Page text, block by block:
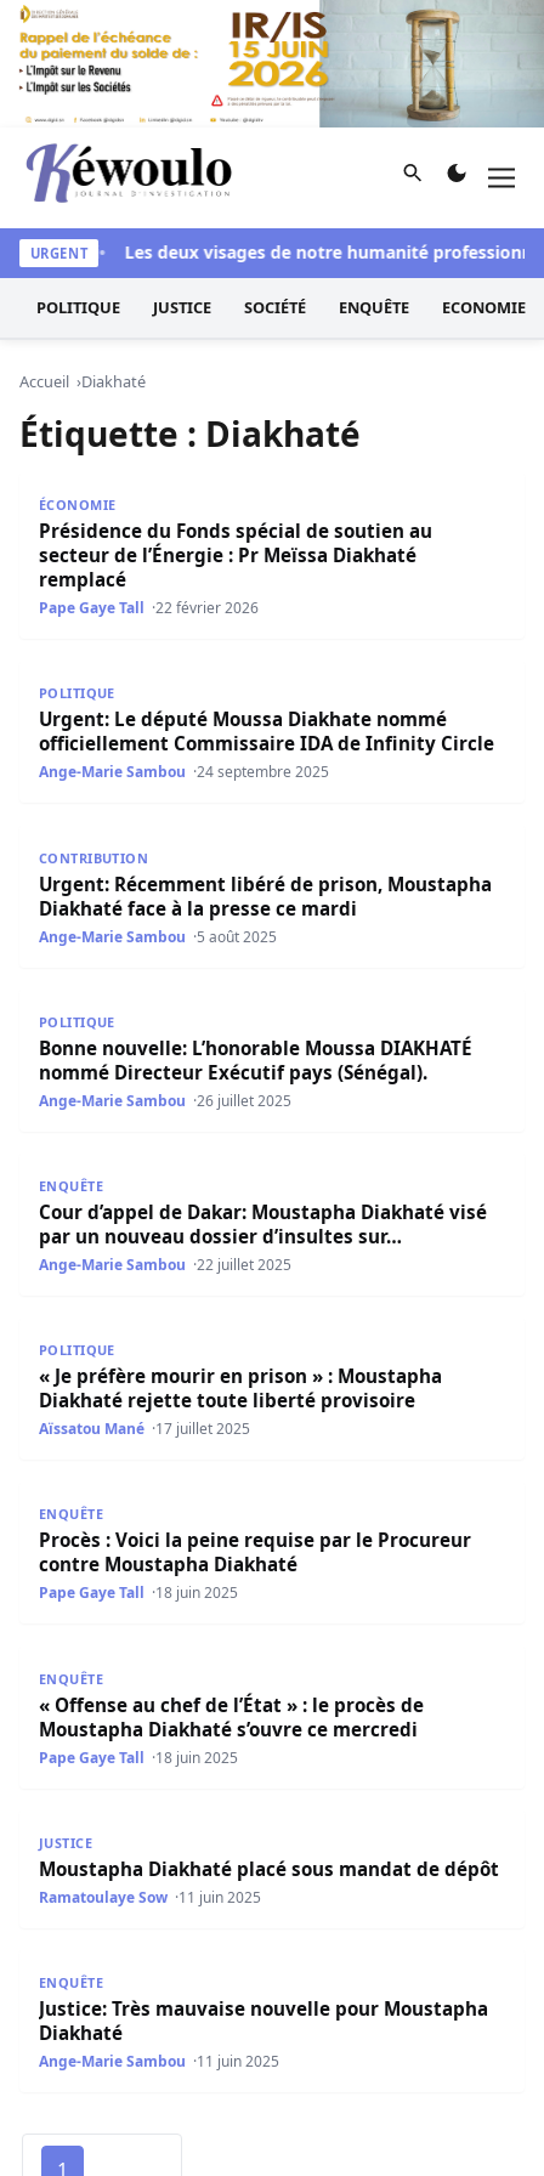
Aller au contenu
Kéwoulo, le premier site d'information et d'investigation
Rechercher
URGENT
blanchi Les deux visages de notre humanité
POLITIQUE JUSTICE SOCIÉTÉ ENQUÊTE ECONOMIE
Accueil Diakhaté
Étiquette : Diakhaté
ÉCONOMIE
Présidence du Fonds spécial de soutien au
secteur de l’Énergie : Pr Meïssa Diakhaté
remplacé
Pape Gaye Tall 22 février 2026
POLITIQUE
Urgent: Le député Moussa Diakhate nommé
officiellement Commissaire IDA de Infinity Circle
Ange-Marie Sambou 24 septembre 2025
CONTRIBUTION
Urgent: Récemment libéré de prison, Moustapha
Diakhaté face à la presse ce mardi
Ange-Marie Sambou 5 août 2025
POLITIQUE
Bonne nouvelle: L’honorable Moussa DIAKHATÉ
nommé Directeur Exécutif pays (Sénégal).
Ange-Marie Sambou 26 juillet 2025
ENQUÊTE
Cour d’appel de Dakar: Moustapha Diakhaté visé
par un nouveau dossier d’insultes sur…
Ange-Marie Sambou 22 juillet 2025
POLITIQUE
« Je préfère mourir en prison » : Moustapha
Diakhaté rejette toute liberté provisoire
Aïssatou Mané 17 juillet 2025
ENQUÊTE
Procès : Voici la peine requise par le Procureur
contre Moustapha Diakhaté
Pape Gaye Tall 18 juin 2025
ENQUÊTE
« Offense au chef de l’État » : le procès de
Moustapha Diakhaté s’ouvre ce mercredi
Pape Gaye Tall 18 juin 2025
JUSTICE
Moustapha Diakhaté placé sous mandat de dépôt
Ramatoulaye Sow 11 juin 2025
ENQUÊTE
Justice: Très mauvaise nouvelle pour Moustapha
Diakhaté
Ange-Marie Sambou 11 juin 2025
1